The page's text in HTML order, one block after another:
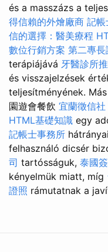
és a masszázs a
得信賴的外燴廠商 記帳
信的選擇：醫美療程
數位行銷方案 第二專
terápiájává 牙醫診所
és visszajelzések
teljesítményének.
園遊會餐飲 宜蘭徵信社
HTML基礎知識 egy
記帳士事務所
felhasználó dicsér
司 tartósságuk, 泰國
kényelmük miatt, míg
證照 rámutatnak a